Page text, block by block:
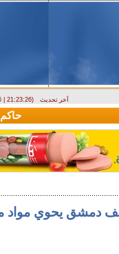
| 21:23:26) آخر تحديث
حاكم
دمشق يحوي مواد